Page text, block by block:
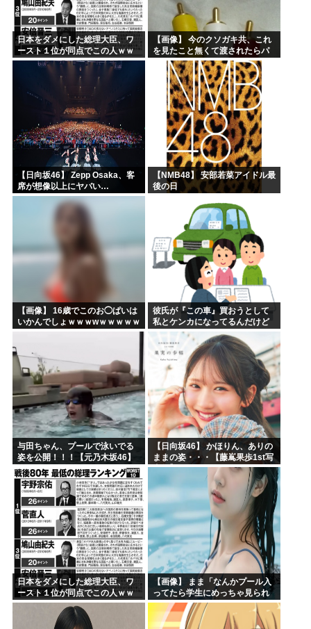
海外「あるある！」日本を旅行した外国人が患う新たな症状「...
日本をダメにした総理大臣、ワ
ースト１位が同点でこの人ｗｗ
ｗｗｗｗ
【画像】 今のクソガキ共、これ
を見たこと無くて渡されたらパ
ニクるらしいｗｗｗｗｗｗｗｗ
ｗｗｗｗｗ
【日向坂46】 Zepp Osaka、客
席が想像以上にヤバい…
【NMB48】 安部若菜アイドル最
後の日
【画像】 16歳でこのお◯ぱいは
いかんでしょｗｗｗwｗｗｗｗｗ
ｗｗｗ❤
彼氏が『この車』買おうとして
私とケンカになってるんだけど
ｗｗｗｗｗｗ
与田ちゃん、プールで泳いでる
姿を公開！！！【元乃木坂46】
【日向坂46】 かほりん、ありの
ままの姿・・・【藤嶌果歩1st写
真集】
日本をダメにした総理大臣、ワ
ースト１位が同点でこの人ｗｗ
ｗｗｗｗ
【画像】 まま「なんかプール入
ってたら学生にめっちゃ見られ
たw」